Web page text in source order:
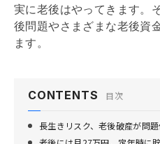
実に老後はやってきます。
後問題やさまざまな老後資
ます。
CONTENTS 目次
長生きリスク、老後破産が問題